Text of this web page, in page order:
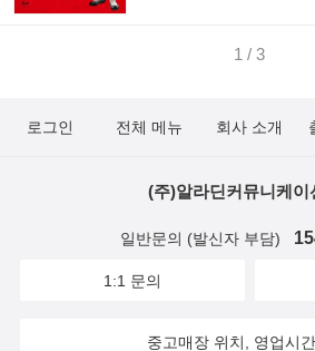
1 / 3
로그인 전체 메뉴 회사 소개
(주)알라딘커뮤니케이
일반문의 (발신자 부담)
1:1 문의
중고매장 위치, 영업시